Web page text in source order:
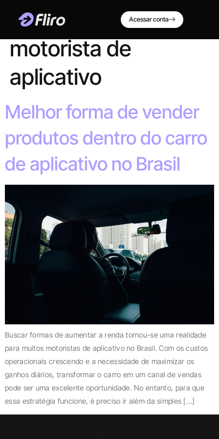
Acessar conta
Tag:renda extra
motorista de
aplicativo
Melhor forma de vender
produtos dentro do carro
de aplicativo no Brasil
Buscar formas de aumentar a renda tornou-se uma realidade
para muitos motoristas de aplicativo no Brasil. Com os custos
operacionais crescendo e a necessidade de maximizar os
ganhos diários, transformar o carro em um canal de vendas
pode ser uma excelente oportunidade. No entanto, para que
essa estratégia funcione, é preciso ir além da simples […]